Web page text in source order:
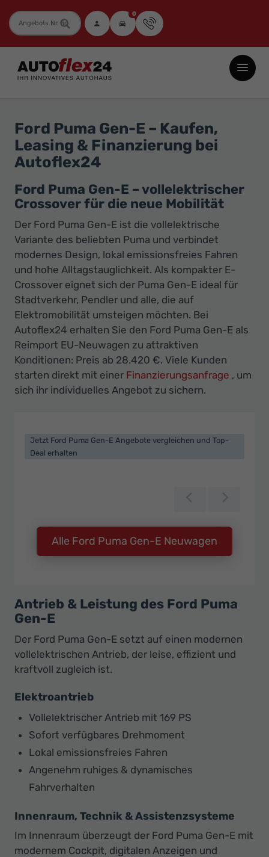
Fahrzeugnummer 0
Autoflex24
GmbH
Neuwagen
Jahreswagen
und
Gebrauchtwagen
zu
Top-
Preisen
-
Ihr
Innovatives
Ford Puma Gen-E – Kaufen,
Leasing & Finanzierung bei
Autoflex24
Ford Puma Gen-E – vollelektrischer
Crossover für die neue Mobilität
Der Ford Puma Gen-E ist die vollelektrische
Variante des beliebten Puma und verbindet
modernes Design, lokal emissionsfreies Fahren
und hohe Alltagstauglichkeit. Als kompakter E-
Crossover eignet sich der Puma Gen-E ideal für
Stadtverkehr, Pendler und alle, die auf
Elektromobilität umsteigen möchten. Bei
Autoflex24 erhalten Sie den Ford Puma Gen-E als
Reimport EU-Neuwagen zu attraktiven
Konditionen: Preis ab 28.420 €. Viele Kunden
starten direkt mit einer Finanzierungsanfrage , um
sich ihr individuelles Angebot zu sichern.
Jetzt Ford Puma Gen-E Angebote vergleichen und Top-
Deal erhalten
Alle Ford Puma Gen-E Neuwagen
Antrieb & Leistung des Ford Puma
Gen-E
Der Ford Puma Gen-E setzt auf einen modernen
vollelektrischen Antrieb, der leise, effizient und
kraftvoll zugleich ist.
Elektroantrieb
Vollelektrischer Antrieb mit 169 PS
Sofort verfügbares Drehmoment
Lokal emissionsfreies Fahren
Angenehm ruhiges & dynamisches
Fahrverhalten
Innenraum, Technik & Assistenzsysteme
Im Innenraum überzeugt der Ford Puma Gen-E mit
modernem Cockpit, digitalen Anzeigen und